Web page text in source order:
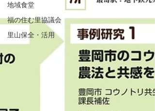
地域食堂
福の住む里協議会
里山保全・活用